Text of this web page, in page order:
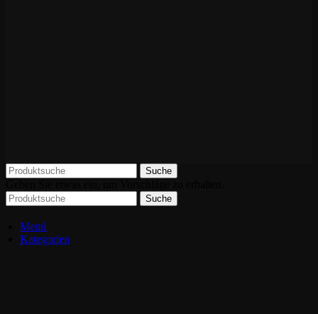
Suche
Suche
Menü
Kategorien